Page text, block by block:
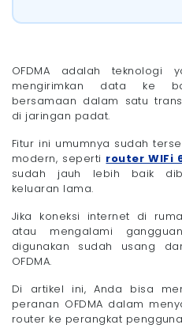
WiFi Megavision Siap
OFDMA adalah teknologi
mengirimkan data ke
bersamaan dalam satu
di jaringan padat.
Fitur ini umumnya sudah
modern, seperti router WIFi
sudah jauh lebih baik
keluaran lama.
Jika koneksi internet di
atau mengalami
digunakan sudah usang
OFDMA.
Di artikel ini, Anda bisa
peranan OFDMA dalam
router ke perangkat